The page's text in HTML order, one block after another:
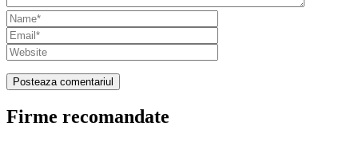
Firme recomandate